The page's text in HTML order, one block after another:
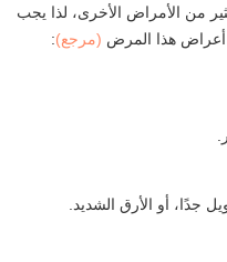
من الأمراض الأخرى، لذا يجب
هذا المرض (مرجع):
جدًا، أو الأرق الشديد.